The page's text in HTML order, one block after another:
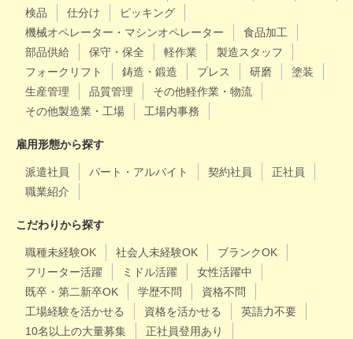
検品
仕分け
ピッキング
機械オペレーター・マシンオペレーター
食品加工
部品供給
保守・保全 軽作業
製造スタッフ
フォークリフト
鋳造・鍛造 プレス 研磨
塗装
生産管理
品質管理
その他軽作業・物流
その他製造業・工場
工場内事務
雇用形態から探す
派遣社員 パート・アルバイト 契約社員
正社員
職業紹介
こだわりから探す
職種未経験OK 社会人未経験OK
ブランクOK
フリーター活躍
ミドル活躍
女性活躍中
既卒・第二新卒OK
学歴不問
資格不問
工場経験を活かせる
資格を活かせる
英語力不要
10名以上の大量募集
正社員登用あり